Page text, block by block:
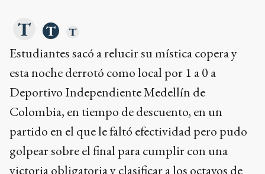
Estudiantes sacó a relucir su mística copera y
esta noche derrotó como local por 1 a 0 a
Deportivo Independiente Medellín de
Colombia, en tiempo de descuento, en un
partido en el que le faltó efectividad pero pudo
golpear sobre el final para cumplir con una
victoria obligatoria y clasificar a los octavos de